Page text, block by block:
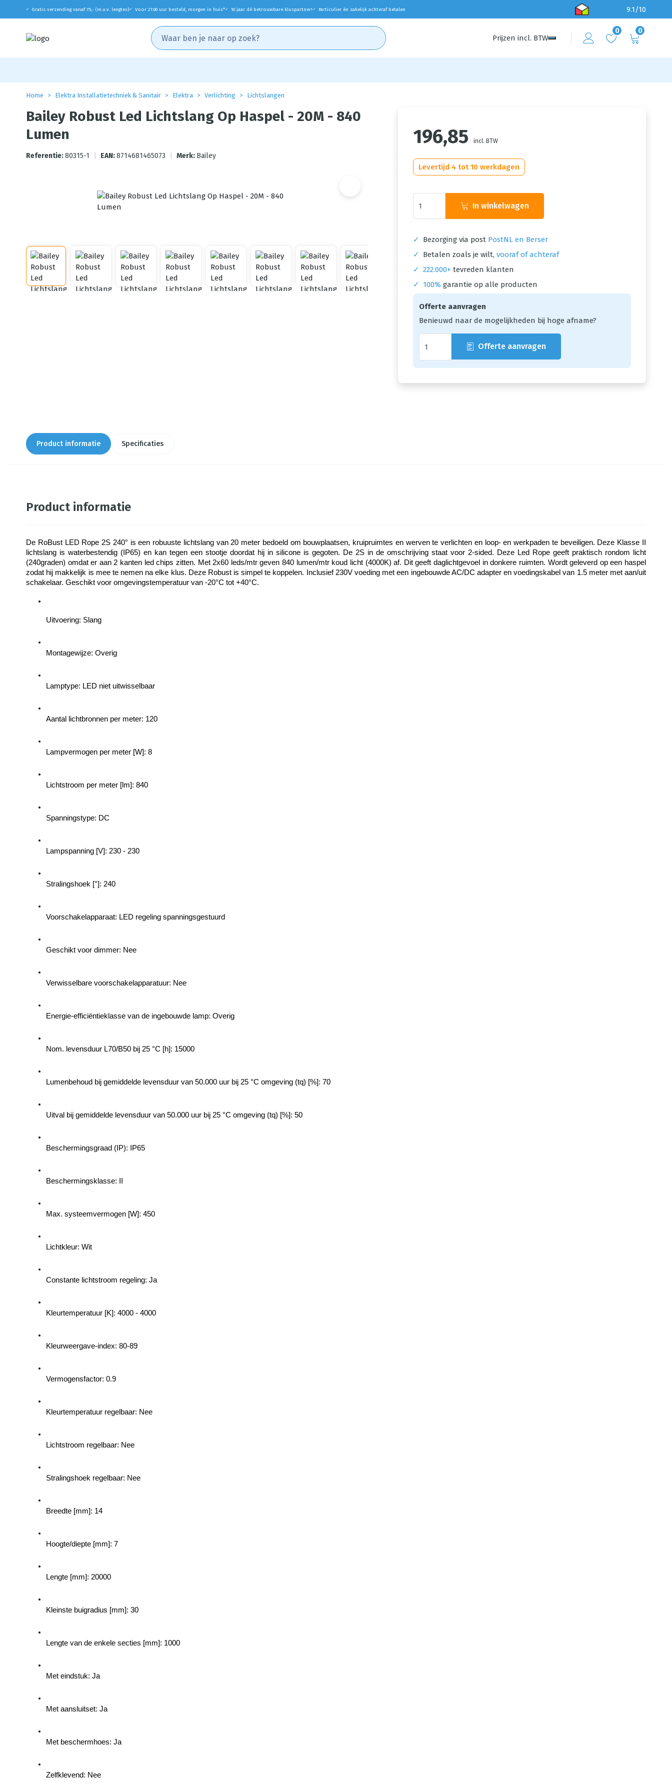
✓ Gratis verzending vanaf 75,- (m.u.v. lengtes)✓ Voor 21:00 uur besteld, morgen in huis*✓ 10 jaar dé betrouwbare kluspartner! ✓ Particulier én zakelijk achteraf betalen 9.1/10
Prijzen incl. BTW
0 0
Home Elektra Installatietechniek & Sanitair Elektra Verlichting Lichtslangen
Bailey Robust Led Lichtslang Op Haspel - 20M - 840
Lumen
Referentie:80315-1 EAN:8714681465073 Merk: Bailey
196,85 incl. BTW
Levertijd 4 tot 10 werkdagen
In winkelwagen
✓ Bezorging via post PostNL en Berser
✓
Betalen zoals je wilt, vooraf of achteraf
✓ 222.000+ tevreden klanten
✓
100% garantie op alle producten
Offerte aanvragen
Benieuwd naar de mogelijkheden bij hoge afname?
Offerte aanvragen
Product informatie Specificaties
Product informatie
De RoBust LED Rope 2S 240° is een robuuste lichtslang van 20 meter bedoeld om bouwplaatsen, kruipruimtes en werven te verlichten en loop- en werkpaden te beveiligen. Deze Klasse II
lichtslang is waterbestendig (IP65) en kan tegen een stootje doordat hij in silicone is gegoten. De 2S in de omschrijving staat voor 2-sided. Deze Led Rope geeft praktisch rondom licht
(240graden) omdat er aan 2 kanten led chips zitten. Met 2x60 leds/mtr geven 840 lumen/mtr koud licht (4000K) af. Dit geeft daglichtgevoel in donkere ruimten. Wordt geleverd op een haspel
zodat hij makkelijk is mee te nemen na elke klus. Deze Robust is simpel te koppelen. Inclusief 230V voeding met een ingebouwde AC/DC adapter en voedingskabel van 1.5 meter met aan/uit
schakelaar. Geschikt voor omgevingstemperatuur van -20°C tot +40°C.
Uitvoering: Slang
Montagewijze: Overig
Lamptype: LED niet uitwisselbaar
Aantal lichtbronnen per meter: 120
Lampvermogen per meter [W]: 8
Lichtstroom per meter [lm]: 840
Spanningstype: DC
Lampspanning [V]: 230 - 230
Stralingshoek [°]: 240
Voorschakelapparaat: LED regeling spanningsgestuurd
Geschikt voor dimmer: Nee
Verwisselbare voorschakelapparatuur: Nee
Energie-efficiëntieklasse van de ingebouwde lamp: Overig
Nom. levensduur L70/B50 bij 25 °C [h]: 15000
Lumenbehoud bij gemiddelde levensduur van 50.000 uur bij 25 °C omgeving (tq) [%]: 70
Uitval bij gemiddelde levensduur van 50.000 uur bij 25 °C omgeving (tq) [%]: 50
Beschermingsgraad (IP): IP65
Beschermingsklasse: II
Max. systeemvermogen [W]: 450
Lichtkleur: Wit
Constante lichtstroom regeling: Ja
Kleurtemperatuur [K]: 4000 - 4000
Kleurweergave-index: 80-89
Vermogensfactor: 0.9
Kleurtemperatuur regelbaar: Nee
Lichtstroom regelbaar: Nee
Stralingshoek regelbaar: Nee
Breedte [mm]: 14
Hoogte/diepte [mm]: 7
Lengte [mm]: 20000
Kleinste buigradius [mm]: 30
Lengte van de enkele secties [mm]: 1000
Met eindstuk: Ja
Met aansluitset: Ja
Met beschermhoes: Ja
Zelfklevend: Nee